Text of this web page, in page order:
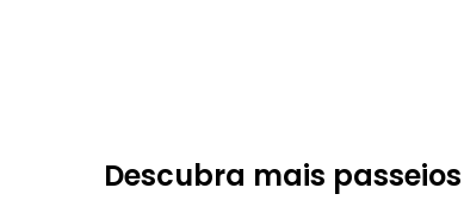
Descubra mais